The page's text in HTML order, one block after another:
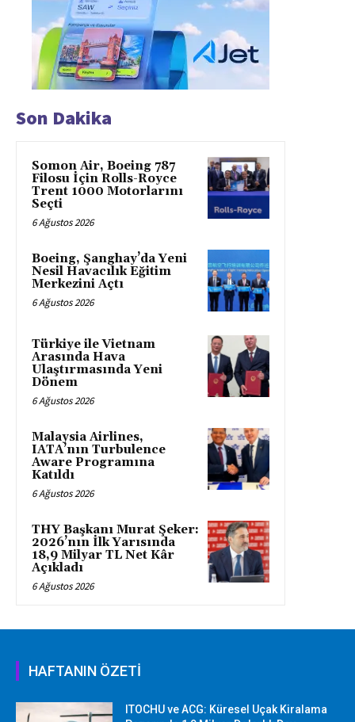
Son Dakika
Somon Air, Boeing 787
Filosu İçin Rolls-Royce
Trent 1000 Motorlarını
Seçti
6 Ağustos 2026
Boeing, Şanghay’da Yeni
Nesil Havacılık Eğitim
Merkezini Açtı
6 Ağustos 2026
Türkiye ile Vietnam
Arasında Hava
Ulaştırmasında Yeni
Dönem
6 Ağustos 2026
Malaysia Airlines,
IATA’nın Turbulence
Aware Programına
Katıldı
6 Ağustos 2026
THY Başkanı Murat Şeker:
2026’nın İlk Yarısında
18,9 Milyar TL Net Kâr
Açıkladı
6 Ağustos 2026
HAFTANIN ÖZETİ
ITOCHU ve ACG: Küresel Uçak Kiralama